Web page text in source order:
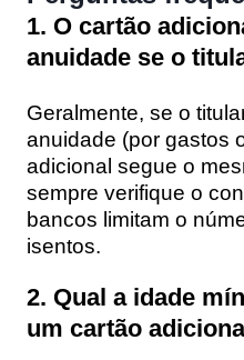
1. O cartão
anuidade se o
Geralmente, se o
anuidade (por gastos
adicional segue o
sempre verifique o
bancos limitam o
isentos.
2. Qual a idade
um cartão